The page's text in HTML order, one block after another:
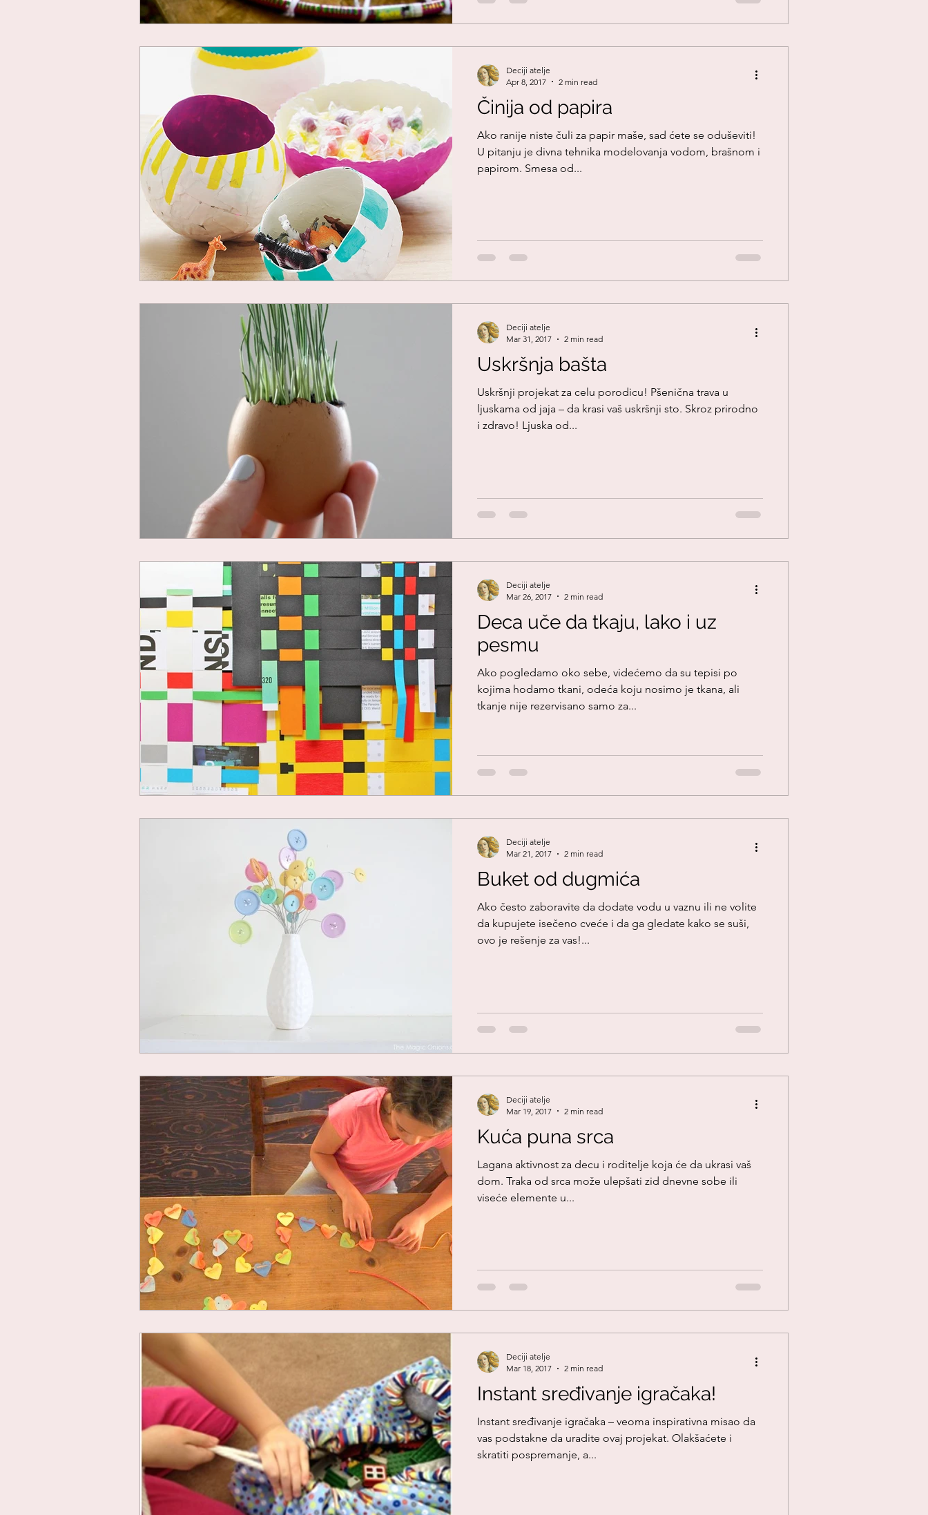
Činija od papira
Ako ranije niste čuli za papir maše, sad ćete se oduševiti!
U pitanju je divna tehnika modelovanja vodom, brašnom i
papirom. Smesa od...
Deciji atelje
Apr 8, 2017
2 min read
Uskršnja bašta
Uskršnji projekat za celu porodicu! Pšenična trava u
ljuskama od jaja – da krasi vaš uskršnji sto. Skroz prirodno
i zdravo! Ljuska od...
Deciji atelje
Mar 31, 2017
2 min read
Deca uče da tkaju, lako i uz
pesmu
Ako pogledamo oko sebe, videćemo da su tepisi po
kojima hodamo tkani, odeća koju nosimo je tkana, ali
tkanje nije rezervisano samo za...
Deciji atelje
Mar 26, 2017
2 min read
Buket od dugmića
Ako često zaboravite da dodate vodu u vaznu ili ne volite
da kupujete isečeno cveće i da ga gledate kako se suši,
ovo je rešenje za vas!...
Deciji atelje
Mar 21, 2017
2 min read
Kuća puna srca
Lagana aktivnost za decu i roditelje koja će da ukrasi vaš
dom. Traka od srca može ulepšati zid dnevne sobe ili
viseće elemente u...
Deciji atelje
Mar 19, 2017
2 min read
Instant sređivanje igračaka!
Instant sređivanje igračaka – veoma inspirativna misao da
vas podstakne da uradite ovaj projekat. Olakšaćete i
skratiti pospremanje, a...
Deciji atelje
Mar 18, 2017
2 min read